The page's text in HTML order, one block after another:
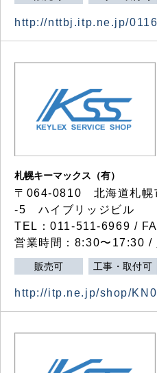
http://nttbj.itp.ne.jp/
札幌キーマックス（有）
〒064-0810 北海道札幌
-5 ハイブリッジビル
TEL：011-511-6969 /
営業時間：8:30〜17:30 /
販売可 工事・取付可
http://itp.ne.jp/shop/